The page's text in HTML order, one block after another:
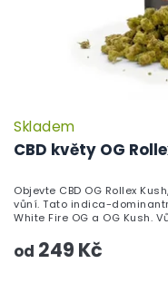
CBD květy OG
Skladem
od 249 Kč
Objevte CBD OG Rollex
vůní. Tato indica-
White Fire OG a OG Kush.